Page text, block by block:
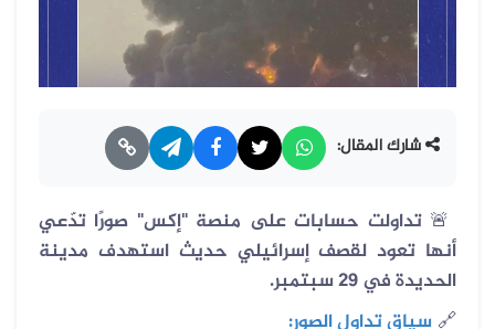
شارك المقال:
🚨 تداولت حسابات على منصة "إكس" صورًا تدّعي
أنها تعود لقصف إسرائيلي حديث استهدف مدينة
الحديدة في 29 سبتمبر.